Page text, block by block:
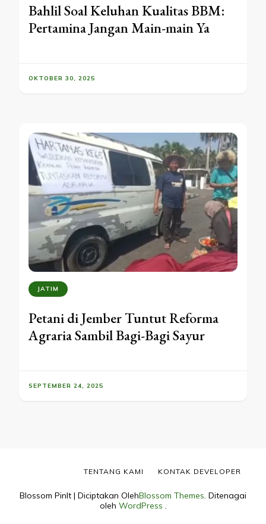
Bahlil Soal Keluhan Kualitas BBM:
Pertamina Jangan Main-main Ya
OKTOBER 30, 2025
JATIM
Petani di Jember Tuntut Reforma
Agraria Sambil Bagi-Bagi Sayur
SEPTEMBER 24, 2025
Blossom PinIt | Diciptakan OlehBlossom Themes. Ditenagai
oleh WordPress .
TENTANG KAMI KONTAK DEVELOPER